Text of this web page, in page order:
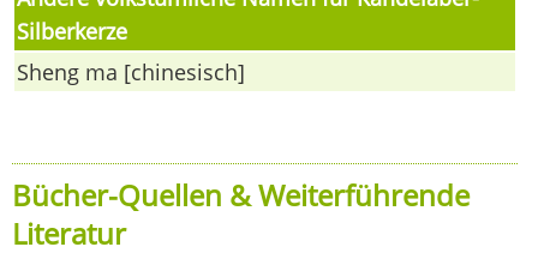
Silberkerze
Sheng ma [chinesisch]
Bücher-Quellen & Weiterführende
Literatur